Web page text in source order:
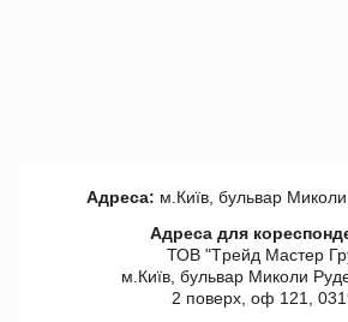
Адреса: м.Київ, бульвар
Адреса для
ТОВ "Tрейд Мастер
м.Київ, бульвар Миколи
2 поверх, оф 121,